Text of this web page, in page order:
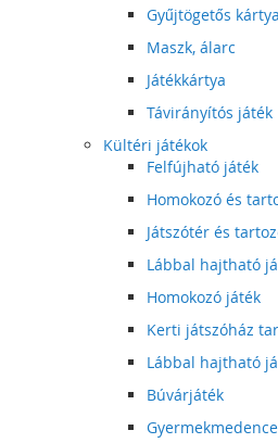
Gyűjtögetős kártya
Maszk, álarc
Játékkártya
Távirányítós játék
Kültéri játékok
Felfújható játék
Homokozó és
Játszótér és
Lábbal hajtható
Homokozó játék
Kerti játszóház
Lábbal hajtható
Búvárjáték
Gyermekmedence